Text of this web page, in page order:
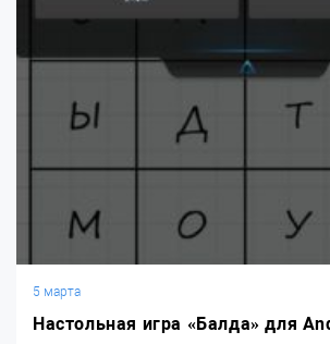
5 марта
Настольная игра «Балда» для